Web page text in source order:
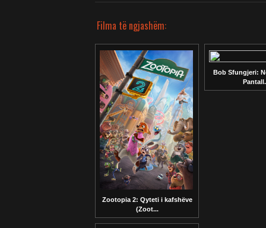
Filma të ngjashëm:
Zootopia 2: Qyteti i kafshëve
(Zoot...
Bob Sfungjeri: